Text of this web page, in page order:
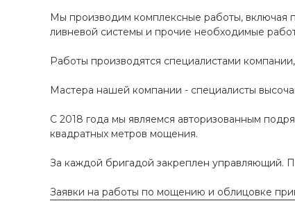
Мы производим комплексные работы, включая
ливневой системы и прочие необходимые
Работы производятся специалистами
Мастера нашей компании - специалисты
С 2018 года мы являемся авторизованным
квадратных метров мощения.
За каждой бригадой закреплен управляющий.
Заявки на работы по мощению и облицовке